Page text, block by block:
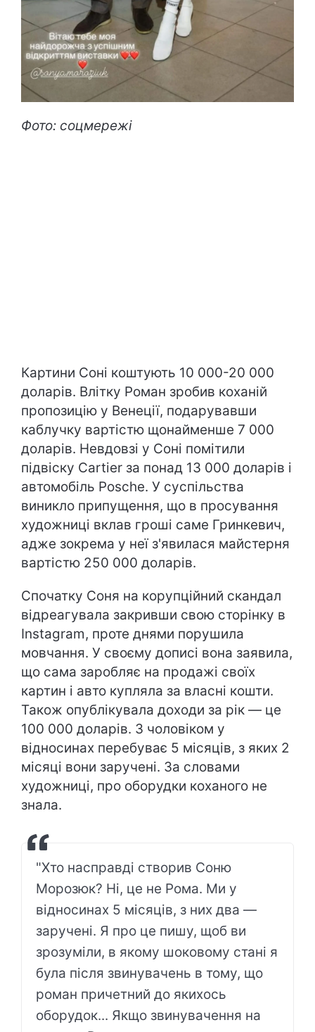
Фото: соцмережі
Картини Соні коштують 10 000-20 000
доларів. Влітку Роман зробив коханій
пропозицію у Венеції, подарувавши
каблучку вартістю щонайменше 7 000
доларів. Невдовзі у Соні помітили
підвіску Cartier за понад 13 000 доларів і
автомобіль Posche. У суспільства
виникло припущення, що в просування
художниці вклав гроші саме Гринкевич,
адже зокрема у неї з'явилася майстерня
вартістю 250 000 доларів.
Спочатку Соня на корупційний скандал
відреагувала закривши свою сторінку в
Instagram, проте днями порушила
мовчання. У своєму дописі вона заявила,
що сама заробляє на продажі своїх
картин і авто купляла за власні кошти.
Також опублікувала доходи за рік — це
100 000 доларів. З чоловіком у
відносинах перебуває 5 місяців, з яких 2
місяці вони заручені. За словами
художниці, про оборудки коханого не
знала.
"Хто насправді створив Соню
Морозюк? Ні, це не Рома. Ми у
відносинах 5 місяців, з них два —
заручені. Я про це пишу, щоб ви
зрозуміли, в якому шоковому стані я
була після звинувачень в тому, що
роман причетний до якихось
оборудок... Якщо звинувачення на